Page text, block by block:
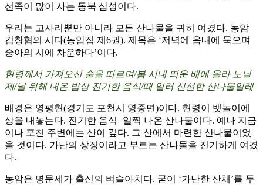
선족이 많이 사는 동북 삼성이다.
우리는 고사리뿐만 아니라 모든 산나물을 귀히 여겼다. 농암
김창협의 시다(농암집 제6권). 제목은 ‘저녁에 읍내에 묵으며
숭아의 시에 차운하다’이다.
현령께서 가져오신 술을 따르며/봄 시내 띄운 배에 올라 노닐
제/날 위해 내온 밥상 진기한 음식/때 일러 신선한 산나물일레
배경은 영평현(경기도 포천시 영중면)이다. 현령이 뱃놀이에
상을 내놓는다. 진기한 음식=일찍 나온 산나물이다. 예나 지금
이나 포천 주변에는 산이 깊다. 그 산에서 마련한 산나물이었
을 것이다. 가난의 상징이라고 부르는 산나물을 진기하게 여겼
다.
농암은 명문세가 출신의 벼슬아치다. 굳이 ‘가난한 산채’를 두